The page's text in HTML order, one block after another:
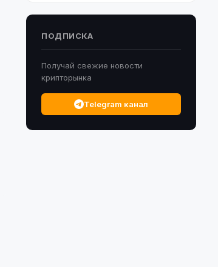
ПОДПИСКА
Получай свежие новости
крипторынка
Telegram канал